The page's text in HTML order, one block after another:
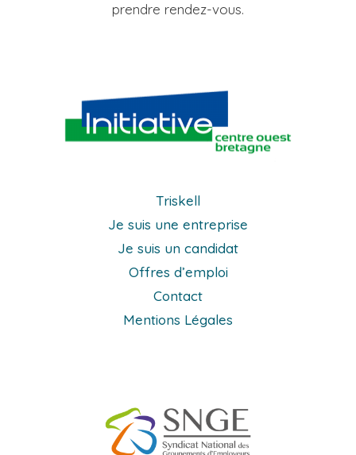
prendre rendez-vous.
Triskell
Je suis une entreprise
Je suis un candidat
Offres d’emploi
Contact
Mentions Légales